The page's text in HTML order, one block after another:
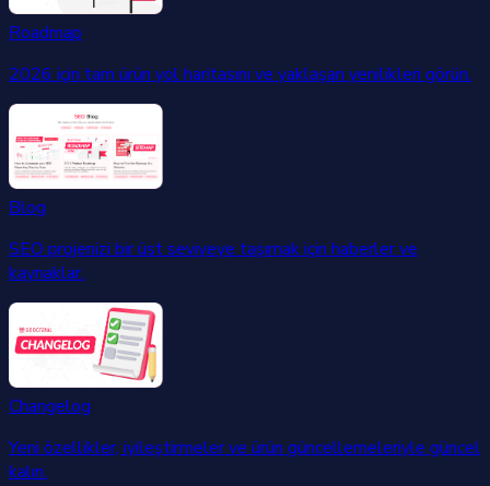
Roadmap
2026 için tam ürün yol haritasını ve yaklaşan yenilikleri görün.
Blog
SEO projenizi bir üst seviyeye taşımak için haberler ve
kaynaklar.
Changelog
Yeni özellikler, iyileştirmeler ve ürün güncellemeleriyle güncel
kalın.